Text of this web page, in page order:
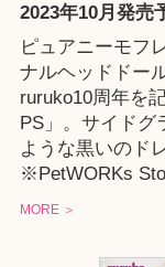
2023年10月発売
ピュアニーモフ
ナルヘッドドー
ruruko10周年を
PS」。サイドグ
ような黒いのド
※PetWORKs
MORE ＞